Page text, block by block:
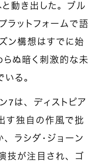
動き出した。ブル
ットフォームで語
ン構想はすでに始
ぬ暗く刺激的な未
る。
7は、ディストピア
す独自の作風で批
ラシダ・ジョーン
技が注目され、ゴ